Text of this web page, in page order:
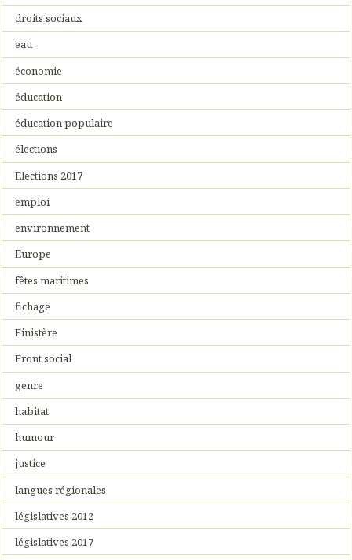
droits sociaux
eau
économie
éducation
éducation populaire
élections
Elections 2017
emploi
environnement
Europe
fêtes maritimes
fichage
Finistère
Front social
genre
habitat
humour
justice
langues régionales
législatives 2012
législatives 2017